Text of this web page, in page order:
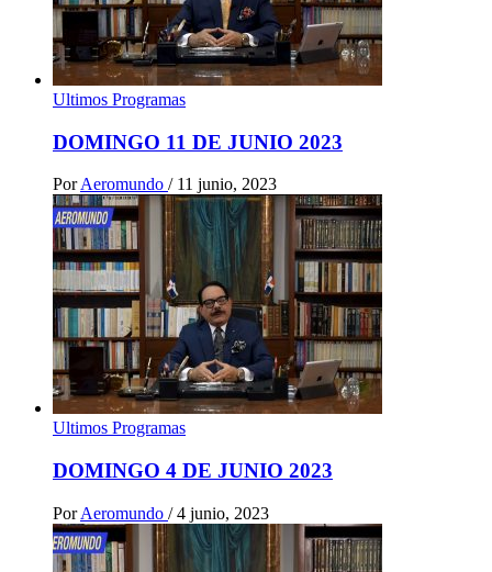
Ultimos Programas
DOMINGO 11 DE JUNIO 2023
PorAeromundo / 11 junio, 2023
Ultimos Programas
DOMINGO 4 DE JUNIO 2023
Por Aeromundo / 4 junio, 2023